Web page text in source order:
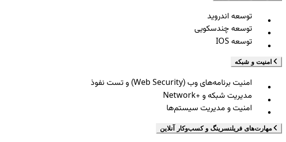
توسعه اندروید
توسعه چندسکویی
توسعه IOS
امنیت و شبکه
امنیت برنامه‌های وب (Web Security) و تست نفوذ
مدیریت شبکه و +Network
امنیت و مدیریت سیستم‌ها
مهارت‌های فریلنسرینگ و کسب‌وکار آنلاین